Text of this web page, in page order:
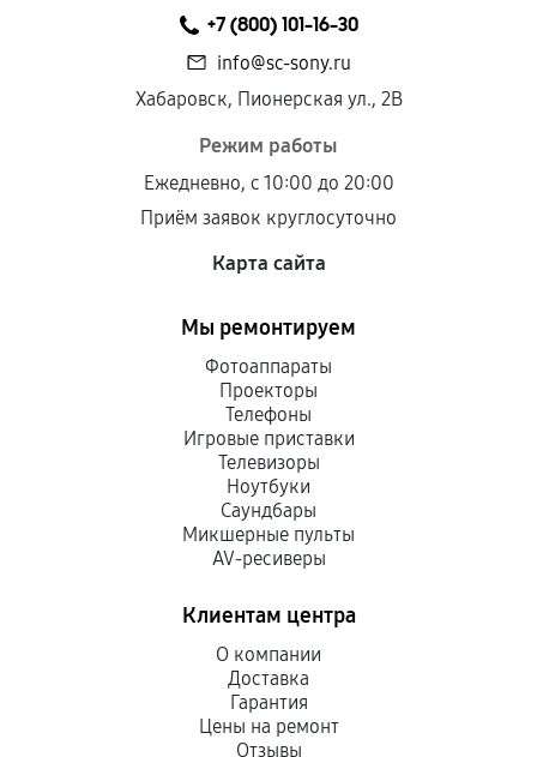
+7 (800) 101-16-30
info@sc-sony.ru
Хабаровск, Пионерская ул., 2В
Режим работы
Ежедневно, с 10:00 до 20:00
Приём заявок круглосуточно
Карта сайта
Мы ремонтируем
Фотоаппараты
Проекторы
Телефоны
Игровые приставки
Телевизоры
Ноутбуки
Саундбары
Микшерные пульты
AV-ресиверы
Клиентам центра
О компании
Доставка
Гарантия
Цены на ремонт
Отзывы